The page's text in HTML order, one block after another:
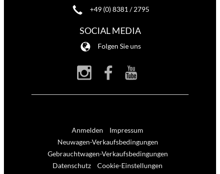
+49 (0) 8381 / 2795
SOCIAL MEDIA
Folgen Sie uns
Anmelden
Impressum
Neuwagen-Verkaufsbedingungen
Gebrauchtwagen-Verkaufsbedingungen
Datenschutz
Cookie-Einstellungen